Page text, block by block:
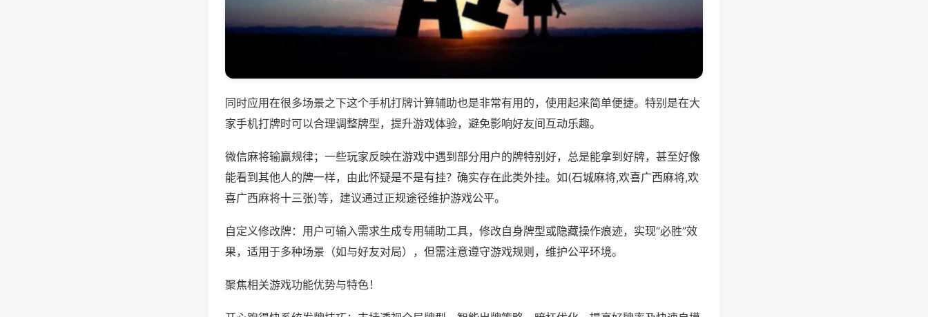
同时应用在很多场景之下这个手机打牌计算辅助也是非常有用的，使用起来简单便捷。特别是在大
家手机打牌时可以合理调整牌型，提升游戏体验，避免影响好友间互动乐趣。
微信麻将输赢规律；一些玩家反映在游戏中遇到部分用户的牌特别好，总是能拿到好牌，甚至好像
能看到其他人的牌一样，由此怀疑是不是有挂？确实存在此类外挂。如(石城麻将,欢喜广西麻将,欢
喜广西麻将十三张)等，建议通过正规途径维护游戏公平。
自定义修改牌：用户可输入需求生成专用辅助工具，修改自身牌型或隐藏操作痕迹，实现“必胜”效
果，适用于多种场景（如与好友对局），但需注意遵守游戏规则，维护公平环境。
聚焦相关游戏功能优势与特色！